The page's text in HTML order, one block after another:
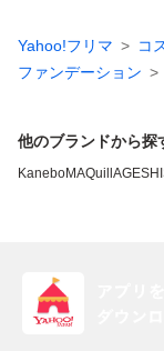
Yahoo!フリマ コ
ファンデーション
他のブランドから探
KaneboMAQuillAGE